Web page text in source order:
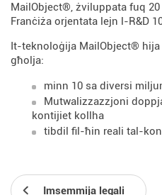
MailObject®, żviluppata fuq
Franċiża orjentata lejn l-R&D
It-teknoloġija MailObject®
għolja:
minn 10 sa diversi
Mutwalizzazzjoni
kontijiet kollha
tibdil fil-ħin reali tal-
Imsemmija legali